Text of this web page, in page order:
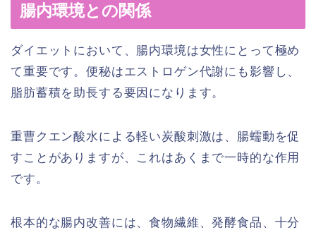
腸内環境との関係
ダイエットにおいて、腸内環境は女性にとって極め
て重要です。便秘はエストロゲン代謝にも影響し、
脂肪蓄積を助長する要因になります。
重曹クエン酸水による軽い炭酸刺激は、腸蠕動を促
すことがありますが、これはあくまで一時的な作用
です。
根本的な腸内改善には、食物繊維、発酵食品、十分